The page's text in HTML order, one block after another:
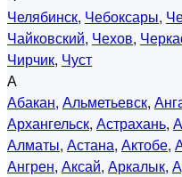
Челябинск, Чебоксары,
Чайковский, Чехов,
Чирчик, Чуст
А
Абакан, Альметьевск,
Архангельск, Астрахань,
Алматы, Астана, Актобе,
Ангрен, Аксай, Аркалык,